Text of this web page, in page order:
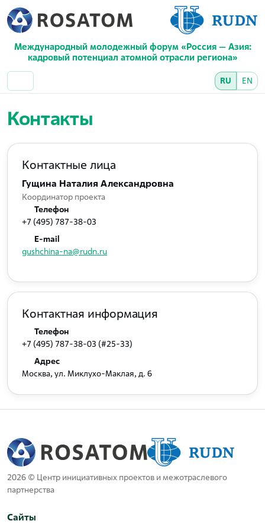
Международный молодежный форум «Россия — Азия:
кадровый потенциал атомной отрасли региона»
RU EN
Контакты
Контактные лица
Гущина Наталия Александровна
Координатор проекта
Телефон
+7 (495) 787-38-03
E-mail
gushchina-na@rudn.ru
Контактная информация
Телефон
+7 (495) 787-38-03 (#25-33)
Адрес
Москва, ул. Миклухо-Маклая, д. 6
2026 © Центр инициативных проектов и межотраслевого
партнерства
Сайты